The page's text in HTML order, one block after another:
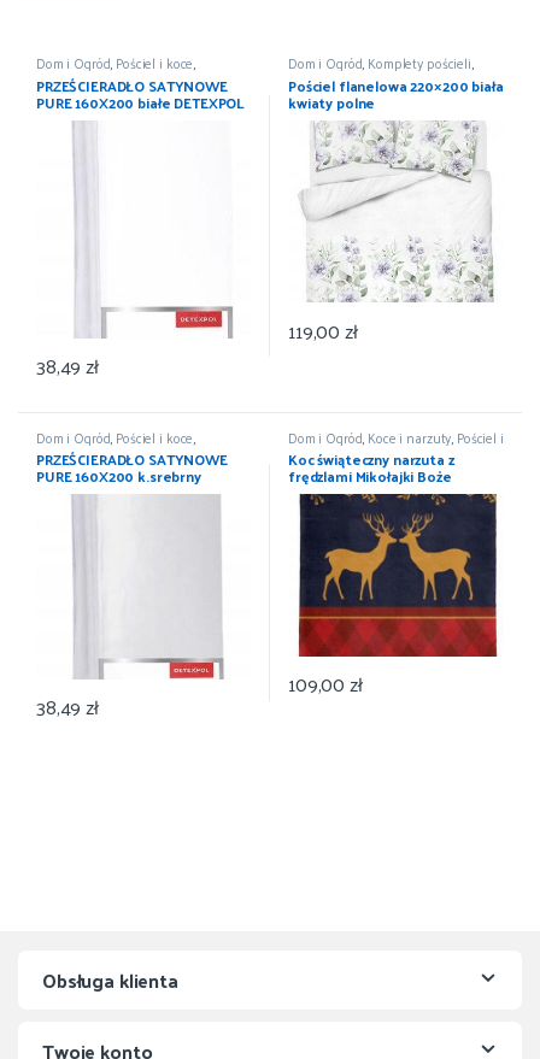
Dom i Ogród, Pościel i koce,
Prześcieradła,Wyposażenie
PRZEŚCIERADŁO SATYNOWE
PURE 160X200 białe DETEXPOL
38,49zł
Dom i Ogród, Komplety pościeli,
Pościel i koce ,Wyposażenie
Pościel flanelowa 220×200 biała
kwiaty polne
119,00zł
Dom i Ogród, Pościel i koce,
Prześcieradła,Wyposażenie
PRZEŚCIERADŁO SATYNOWE
PURE 160X200 k.srebrny
DETEXPOL
38,49zł
Dom i Ogród, Koce i narzuty, Pościel i
koce,Wyposażenie
Koc świąteczny narzuta z
frędzlami Mikołajki Boże
Narodzenie 150×200
109,00zł
Obsługa klienta
Twoje konto